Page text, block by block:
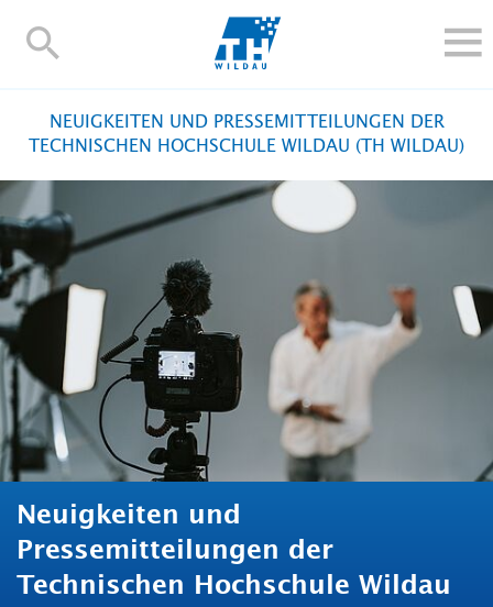
TH-
IM STUDIUM
FORSCHUNG UND TRANSFER
ALUMNI
HOCHSCHULE
INTERNATIONAL
BESCHÄFTIGTE
Blogs Kontakt und Anfahrt Moodle
TH Online-Portal Personensuche
NEUIGKEITEN UND PRESSEMITTEILUNGEN DER
TECHNISCHEN HOCHSCHULE WILDAU (TH WILDAU)
Neuigkeiten und
Pressemitteilungen der
Technischen Hochschule Wildau